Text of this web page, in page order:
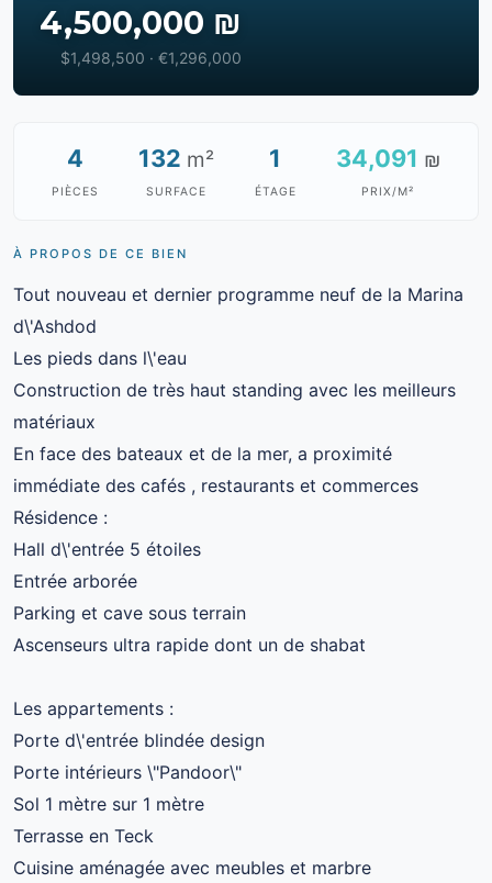
4,500,000 ₪
$1,498,500 · €1,296,000
4
PIÈCES
132 m²
SURFACE
1
ÉTAGE
34,091 ₪
PRIX/M²
À PROPOS DE CE BIEN
Tout nouveau et dernier programme neuf de la Marina
d\'Ashdod
Les pieds dans l\'eau
Construction de très haut standing avec les meilleurs
matériaux
En face des bateaux et de la mer, a proximité
immédiate des cafés , restaurants et commerces
Résidence :
Hall d\'entrée 5 étoiles
Entrée arborée
Parking et cave sous terrain
Ascenseurs ultra rapide dont un de shabat
Les appartements :
Porte d\'entrée blindée design
Porte intérieurs \"Pandoor\"
Sol 1 mètre sur 1 mètre
Terrasse en Teck
Cuisine aménagée avec meubles et marbre